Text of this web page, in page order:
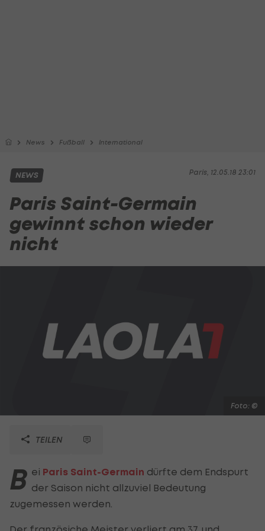
News Fußball International
Paris, 12.05.18 23:01
NEWS
Paris Saint-Germain
gewinnt schon wieder
nicht
Foto: ©
TEILEN
B ei Paris Saint-Germain dürfte dem Endspurt
der Saison nicht allzuviel Bedeutung
zugemessen werden.